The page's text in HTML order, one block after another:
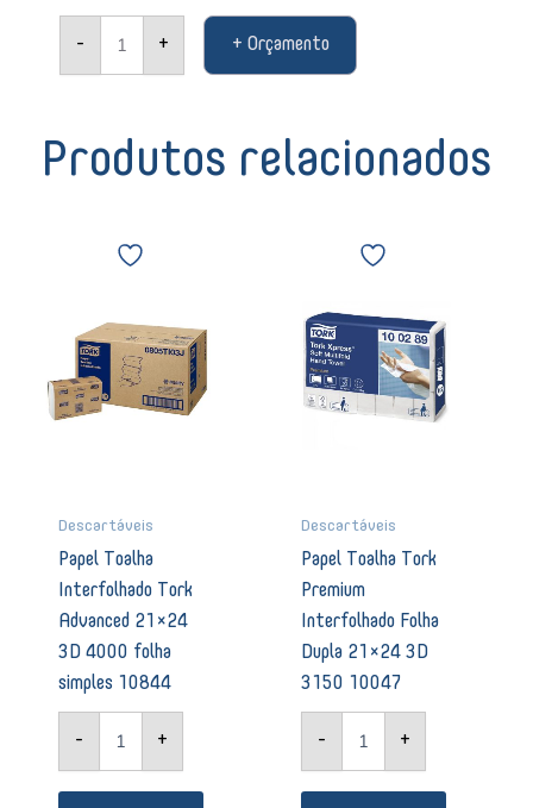
-
Plástica
Branca
aprox.
3kg
01620
quantidade
+ + Orçamento
Produtos relacionados
Descartáveis
Papel Toalha
Interfolhado Tork
Advanced 21×24
3D 4000 folha
simples 10844
-
Toalha
Advanced
21x24
3D
4000
+
Descartáveis
Papel Toalha Tork
Premium
Interfolhado Folha
Dupla 21×24 3D
3150 10047
-
Toalha
Premium
Interfolhado
Folha
Dupla
21x24
+